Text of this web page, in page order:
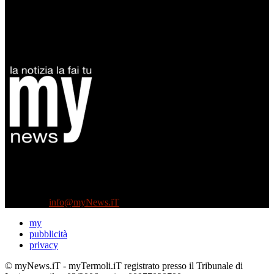
info@myNews.iT
my
pubblicità
privacy
© myNews.iT - myTermoli.iT registrato presso il Tribunale di